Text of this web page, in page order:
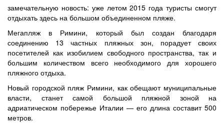
замечательную новость: уже летом 2015 года туристы смогут
отдыхать здесь на большом объединенном пляже.
Мегапляж в Римини, который был создан благодаря
соединению 13 частных пляжных зон, порадует своих
посетителей как изобилием свободного пространства, так и
большим количеством всего необходимого для хорошего
пляжного отдыха.
Новый городской пляж Римини, как обещают муниципальные
власти, станет самой большой пляжной зоной на
адриатическом побережье Италии — его длина составит 500
метров.